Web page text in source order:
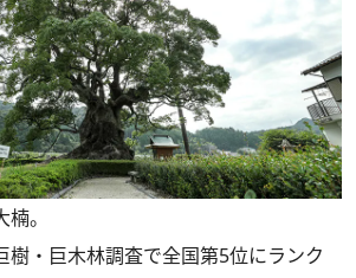
。
・巨木林調査で全国第5位にランク